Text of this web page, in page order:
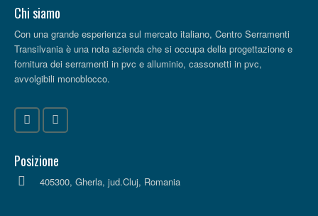
Chi siamo
Con una grande esperienza sul mercato italiano, Centro Serramenti
Transilvania è una nota azienda che si occupa della progettazione e
fornitura dei serramenti in pvc e alluminio, cassonetti in pvc,
avvolgibili monoblocco.
Posizione
405300, Gherla, jud.Cluj, Romania